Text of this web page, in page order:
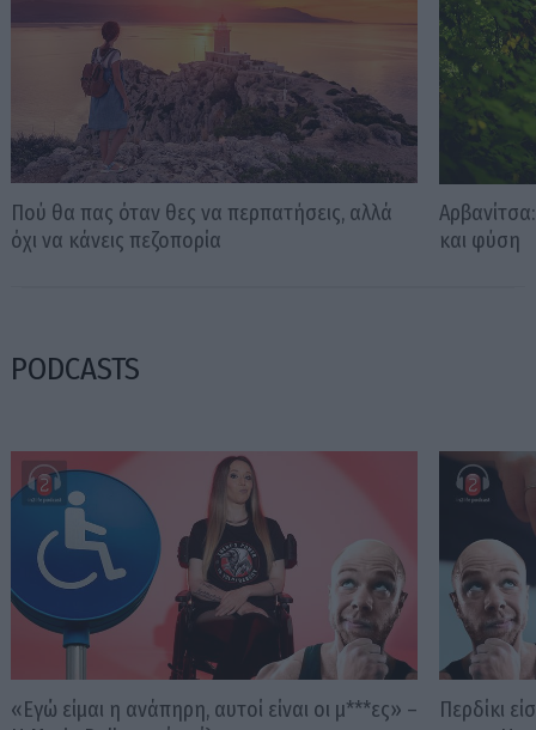
Πού θα πας όταν θες να περπατήσεις, αλλά
όχι να κάνεις πεζοπορία
και φύση
PODCASTS
«Εγώ είμαι η ανάπηρη, αυτοί είναι οι μ***ες» –
Περδίκι